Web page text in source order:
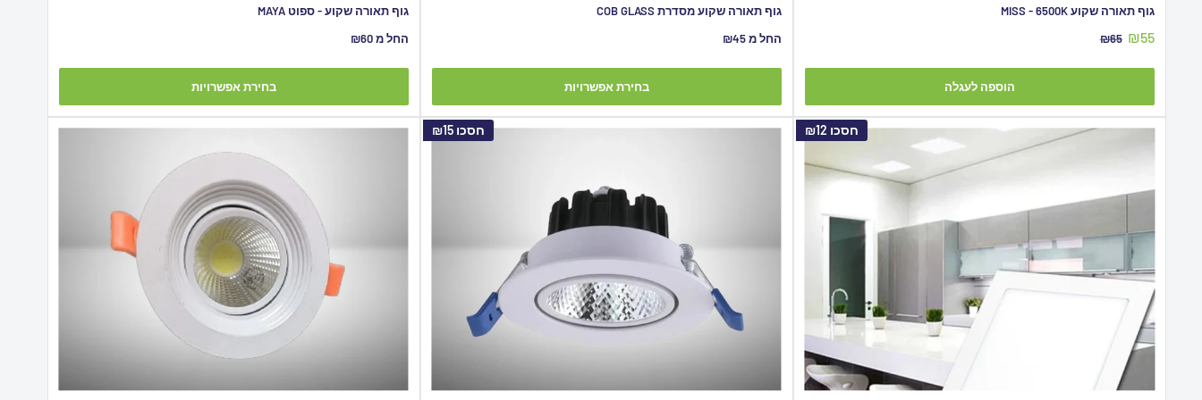
גוף תאורה שקוע MISS - 6500K
מחיר
₪55 מחיר
₪65
הוספה לעגלה
גוף תאורה שקוע מסדרת COB GLASS
מחיר
החל מ ₪45
בחירת אפשרויות
גוף תאורה שקוע - ספוט MAYA
מחיר
החל מ ₪60
בחירת אפשרויות
חסכו ₪12 חסכו₪15